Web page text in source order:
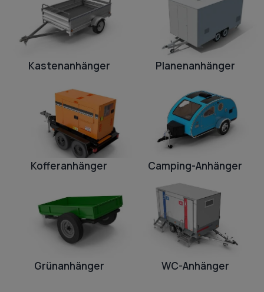
Kastenanhänger Planenanhänger
Kofferanhänger Camping-Anhänger
Grünanhänger WC-Anhänger